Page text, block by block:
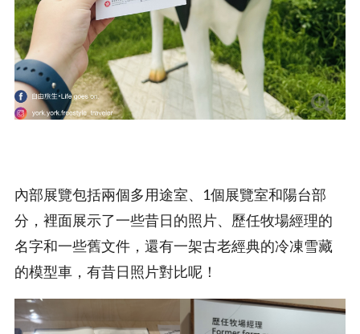
內部展覽包括兩個多用途室、1個展覽室和陽台部
分，裡面展示了一些昔日的照片、歷任牧場經理的
名字和一些舊文件，還有一架古老經典的冷凍雪藏
的模型車，有昔日照片對比呢！